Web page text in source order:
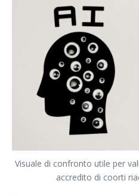
Visuale di confronto utile per
accredito di coorti